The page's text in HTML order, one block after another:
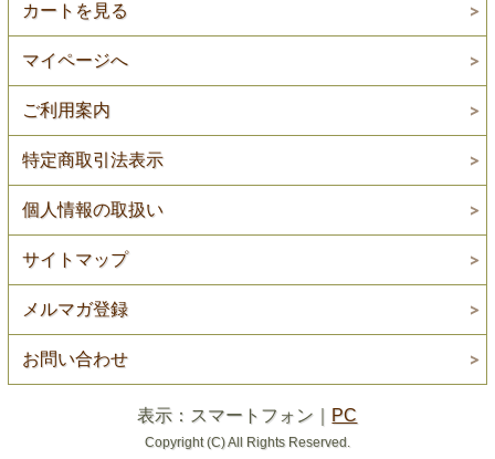
カートを見る
マイページへ
ご利用案内
特定商取引法表示
個人情報の取扱い
サイトマップ
メルマガ登録
お問い合わせ
表示：スマートフォン｜ PC
Copyright (C) All Rights Reserved.